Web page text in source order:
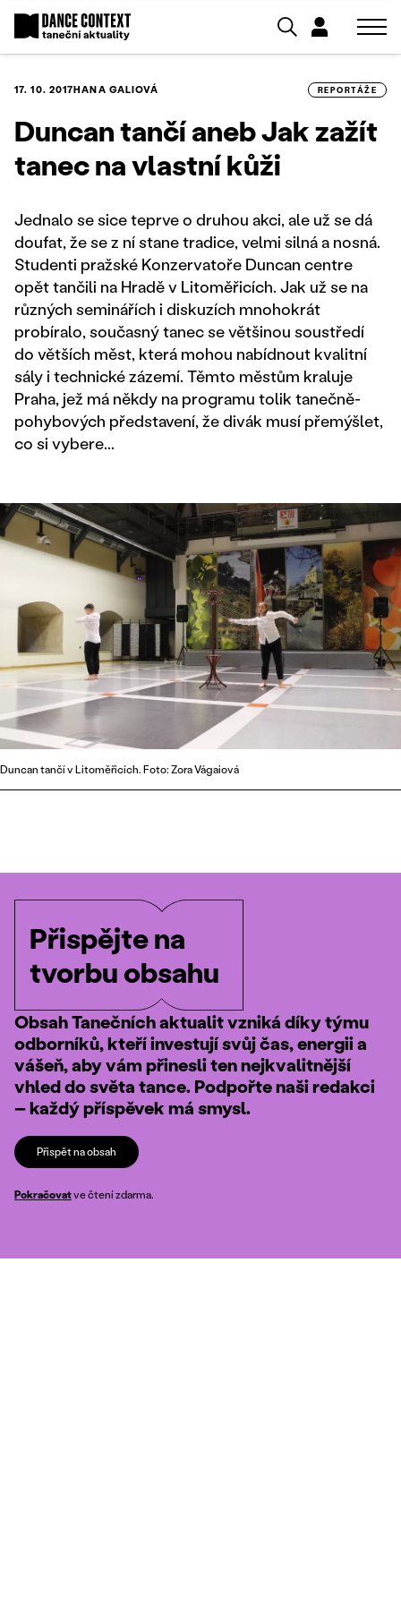
17. 10. 2017HANA GALIOVÁ REPORTÁŽE
Duncan tančí aneb Jak zažít
tanec na vlastní kůži
Jednalo se sice teprve o druhou akci, ale už se dá
doufat, že se z ní stane tradice, velmi silná a nosná.
Studenti pražské Konzervatoře Duncan centre
opět tančili na Hradě v Litoměřicích. Jak už se na
různých seminářích i diskuzích mnohokrát
probíralo, současný tanec se většinou soustředí
do větších měst, která mohou nabídnout kvalitní
sály i technické zázemí. Těmto městům kraluje
Praha, jež má někdy na programu tolik tanečně-
pohybových představení, že divák musí přemýšlet,
co si vybere...
Duncan tančí v Litoměřicích. Foto: Zora Vágaiová
Přispějte na
tvorbu obsahu
Obsah Tanečních aktualit vzniká díky týmu
odborníků, kteří investují svůj čas, energii a
vášeň, aby vám přinesli ten nejkvalitnější
vhled do světa tance. Podpořte naši redakci
– každý příspěvek má smysl.
Přispět na obsah
Pokračovatve čtení zdarma.